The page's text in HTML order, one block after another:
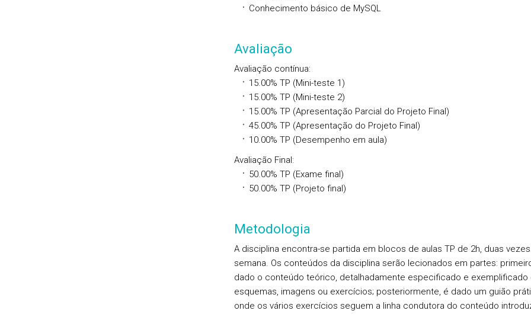
Conhecimento básico de MySQL
Avaliação
Avaliação contínua:
15.00% TP (Mini-teste 1)
15.00% TP (Mini-teste 2)
15.00% TP (Apresentação Parcial do Projeto Final)
45.00% TP (Apresentação do Projeto Final)
10.00% TP (Desempenho em aula)
Avaliação Final:
50.00% TP (Exame final)
50.00% TP (Projeto final)
Metodologia
A disciplina encontra-se partida em blocos de aulas TP de 2h, duas
semana. Os conteúdos da disciplina serão lecionados em partes:
dado o conteúdo teórico, detalhadamente especificado e exemplificado
esquemas, imagens ou exercícios; posteriormente, é dado um guião
onde os vários exercícios seguem a linha condutora do conteúdo